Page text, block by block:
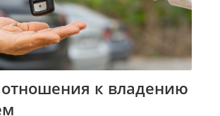
к владению